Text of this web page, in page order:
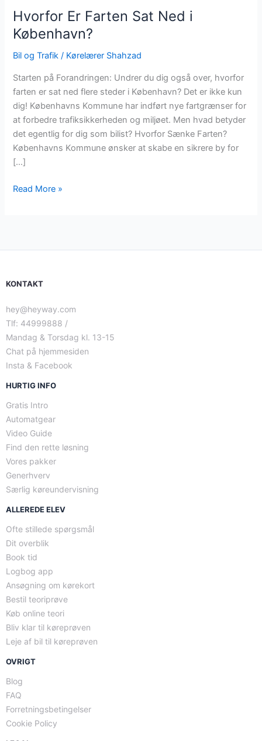
Hvorfor Er Farten Sat Ned i
København?
Bil og Trafik / Kørelærer Shahzad
Starten på Forandringen: Undrer du dig også over, hvorfor
farten er sat ned flere steder i København? Det er ikke kun
dig! Københavns Kommune har indført nye fartgrænser for
at forbedre trafiksikkerheden og miljøet. Men hvad betyder
det egentlig for dig som bilist? Hvorfor Sænke Farten?
Københavns Kommune ønsker at skabe en sikrere by for
[…]
Farten
Sat
i
København?
Read More »
KONTAKT
hey@heyway.com
Tlf: 44999888 /
Mandag & Torsdag kl. 13-15
Chat på hjemmesiden
Insta & Facebook
HURTIG INFO
Gratis Intro
Automatgear
Video Guide
Find den rette løsning
Vores pakker
Generhverv
Særlig køreundervisning
ALLEREDE ELEV
Ofte stillede spørgsmål
Dit overblik
Book tid
Logbog app
Ansøgning om kørekort
Bestil teoriprøve
Køb online teori
Bliv klar til køreprøven
Leje af bil til køreprøven
OVRIGT
Blog
FAQ
Forretningsbetingelser
Cookie Policy